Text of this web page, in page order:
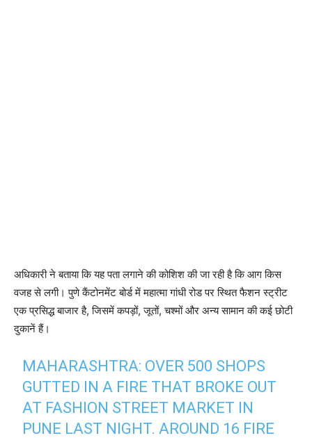
अधिकारी ने बताया कि यह पता लगाने की कोशिश की जा रही है कि आग किस
वजह से लगी। पुणे कैंटोनमेंट बोर्ड में महात्मा गांधी रोड पर स्थित फैशन स्ट्रीट
एक प्रसिद्ध बाजार है, जिसमें कपड़ों, जूतों, चश्मों और अन्य सामान की कई छोटी
दुकानें हैं।
MAHARASHTRA: OVER 500 SHOPS
GUTTED IN A FIRE THAT BROKE OUT
AT FASHION STREET MARKET IN
PUNE LAST NIGHT. AROUND 16 FIRE